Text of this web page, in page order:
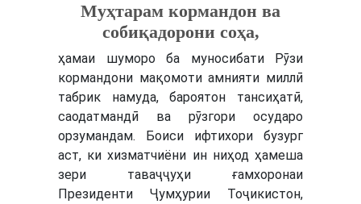
Муҳтарам кормандон ва
собиқадорони соҳа,
ҳамаи шуморо ба муносибати Рӯзи
кормандони мақомоти амнияти миллӣ
табрик намуда, бароятон тансиҳатӣ,
саодатмандӣ ва рӯзгори осударо
орзумандам. Боиси ифтихори бузург
аст, ки хизматчиёни ин ниҳод ҳамеша
зери таваҷҷуҳи ғамхоронаи
Президенти Ҷумҳурии Тоҷикистон,